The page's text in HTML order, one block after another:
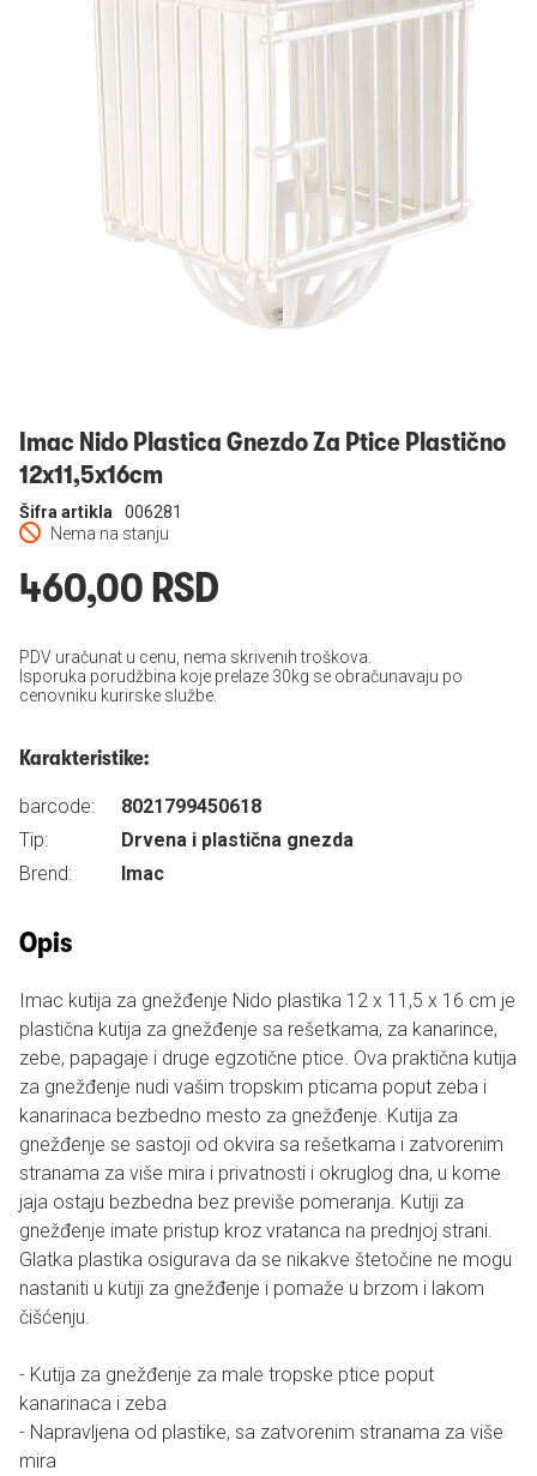
Imac Nido Plastica Gnezdo Za Ptice Plastično
12x11,5x16cm
Nema na stanju
Šifra artikla 006281
460,00 RSD
PDV uračunat u cenu, nema skrivenih troškova.
Isporuka porudžbina koje prelaze 30kg se obračunavaju po
cenovniku kurirske službe.
Karakteristike:
barcode:
8021799450618
Tip:
Drvena i plastična gnezda
Brend:
Imac
Opis
Imac kutija za gnežđenje Nido plastika 12 x 11,5 x 16 cm je
plastična kutija za gnežđenje sa rešetkama, za kanarince,
zebe, papagaje i druge egzotične ptice. Ova praktična kutija
za gnežđenje nudi vašim tropskim pticama poput zeba i
kanarinaca bezbedno mesto za gnežđenje. Kutija za
gnežđenje se sastoji od okvira sa rešetkama i zatvorenim
stranama za više mira i privatnosti i okruglog dna, u kome
jaja ostaju bezbedna bez previše pomeranja. Kutiji za
gnežđenje imate pristup kroz vratanca na prednjoj strani.
Glatka plastika osigurava da se nikakve štetočine ne mogu
nastaniti u kutiji za gnežđenje i pomaže u brzom i lakom
čišćenju.
- Kutija za gnežđenje za male tropske ptice poput
kanarinaca i zeba
- Napravljena od plastike, sa zatvorenim stranama za više
mira